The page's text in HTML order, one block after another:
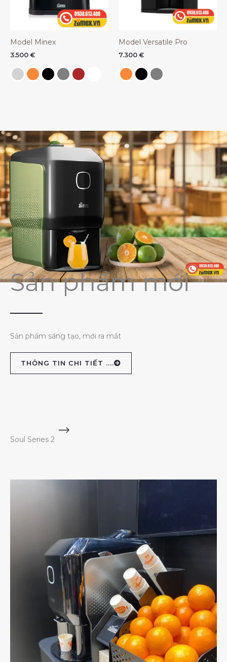
Model Minex
3.500 €
Model Versatile Pro
7.300 €
Sản phẩm mới
Sản phẩm sáng tạo, mới ra mắt
THÔNG TIN CHI TIẾT ....
Soul Series 2